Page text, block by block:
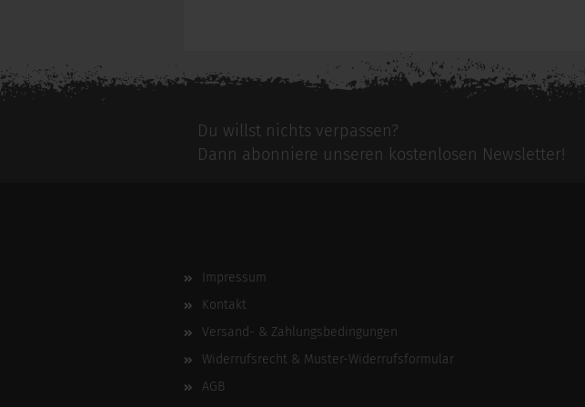
Du willst nichts verpassen?
Dann abonniere unseren kostenlosen Newsletter!
Impressum
Kontakt
Versand- & Zahlungsbedingungen
Widerrufsrecht & Muster-Widerrufsformular
AGB